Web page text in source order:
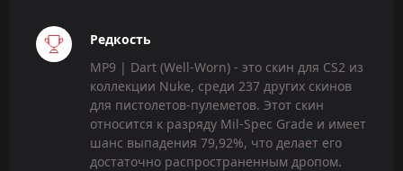
Редкость
MP9 | Dart (Well-Worn) - это скин для CS2 из
коллекции Nuke, среди 237 других скинов
для пистолетов-пулеметов. Этот скин
относится к разряду Mil-Spec Grade и имеет
шанс выпадения 79,92%, что делает его
достаточно распространенным дропом.